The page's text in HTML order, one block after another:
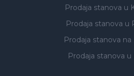
Prodaja stanova u
Prodaja stanova u
Prodaja stanova na
Prodaja stanova u